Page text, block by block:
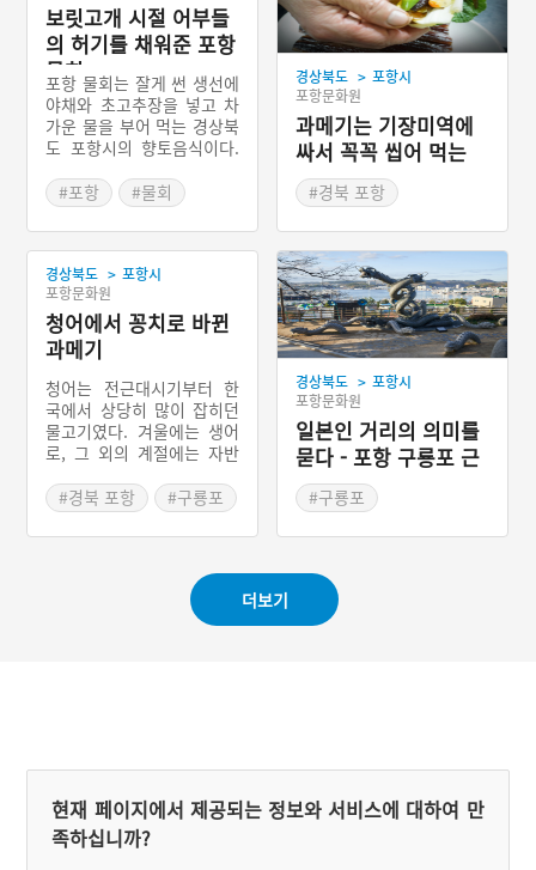
보릿고개 시절 어부들
의 허기를 채워준 포항
물회
포항 물회는 잘게 썬 생선에
야채와 초고추장을 넣고 차
가운 물을 부어 먹는 경상북
도 포항시의 향토음식이다.
트푸드이자 보릿고개 시절
바닷가에 위치한 포항 사람
들의 허기를 달래준 구황음
식으로도 이용되었던 음식
이다.
#포항
#물회
경상북도 > 포항시
포항문화원
과메기는 기장미역에
싸서 꼭꼭 씹어 먹는
것#경북 포항
#과메기
#오래된 식당
#꽁치
#경상북도 별미
경상북도 > 포항시
포항문화원
청어에서 꽁치로 바뀐
과메기
청어는 전근대시기부터 한
국에서 상당히 많이 잡히던
물고기였다. 겨울에는 생어
로, 그 외의 계절에는 자반
먹기도 했다. 말린 청어를
과메기라 한다. 일제강점기
청어는 주로 포항시 영일만
해 2천만 마리 정도가 잡혔
다. 엄청난 어획고로 영일만
의 어민들이 모두 부유했을
의 흔적이 있다. 요즘은 청
어가 잡히지 않아 꽁치를 과
메기라고 부른다.
#경북 포항
#구룡포
경상북도 > 포항시
포항문화원
일본인 거리의 의미를
묻다 - 포항 구룡포 근
대문화역사거리
#구룡포
#경상북도 근대문화유산
더보기
현재 페이지에서 제공되는 정보와 서비스에 대하여 만
족하십니까?